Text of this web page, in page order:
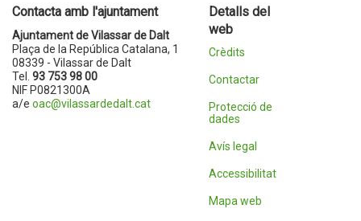
Contacta amb l'ajuntament
Ajuntament de Vilassar de Dalt
Plaça de la República Catalana, 1
08339 - Vilassar de Dalt
Tel. 93 753 98 00
NIF P0821300A
a/e oac@vilassardedalt.cat
Detalls del
web
Crèdits
Contactar
Protecció de
dades
Avís legal
Accessibilitat
Mapa web